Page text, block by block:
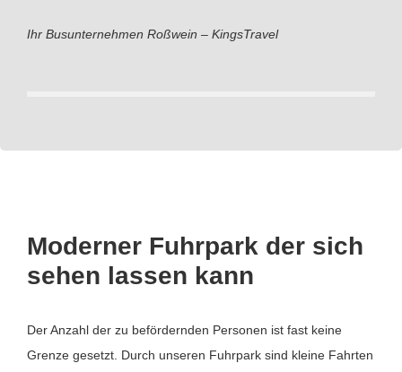
Ihr Busunternehmen Roßwein – KingsTravel
Moderner Fuhrpark der sich
sehen lassen kann
Der Anzahl der zu befördernden Personen ist fast keine
Grenze gesetzt. Durch unseren Fuhrpark sind kleine Fahrten